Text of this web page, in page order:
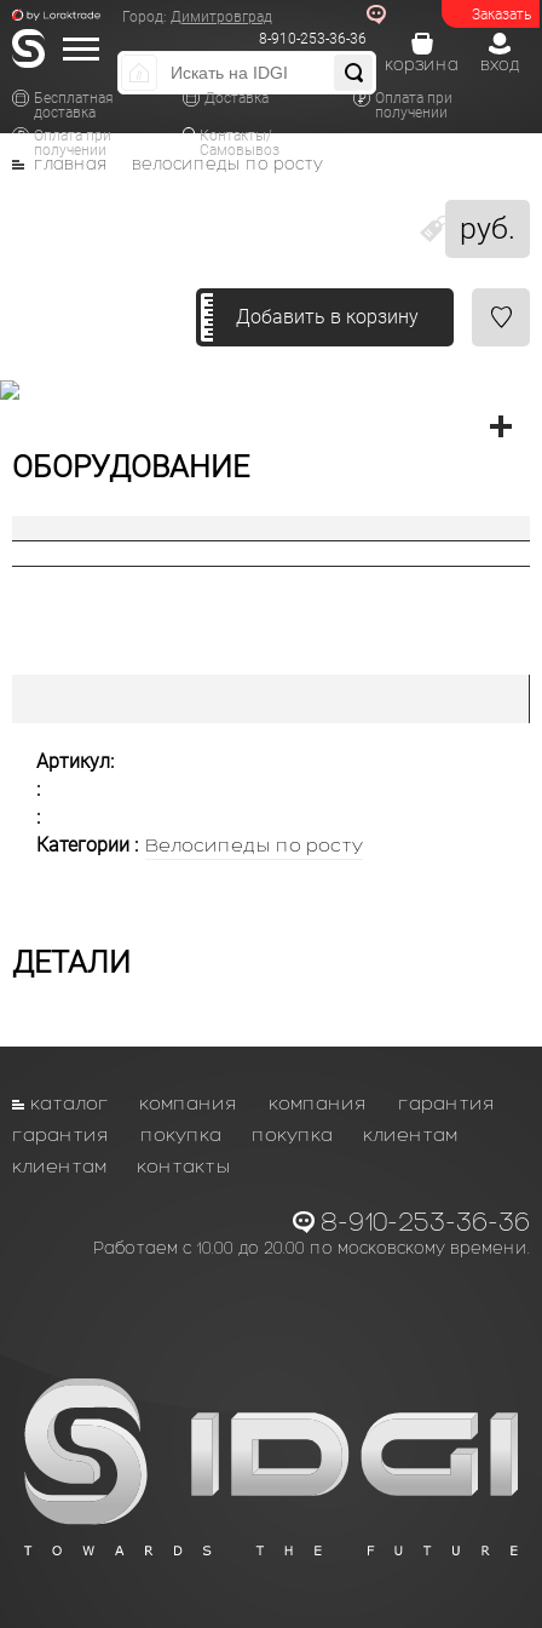
Заказать
Город: Димитровград
8-910-253-36-36
Бесплатная
доставка
Доставка
Оплата при
получении
Оплата при
получении
Контакты/
Самовывоз
вход
корзина
руб.
главная велосипеды по росту
Добавить в корзину
ОБОРУДОВАНИЕ
Артикул:
:
:
Категории : Велосипеды по росту
ДЕТАЛИ
каталог компания компания
гарантия
гарантия
покупка покупка
клиентам
клиентам
контакты
8-910-253-36-36
Работаем с 10.00 до 20.00 по московскому времени.